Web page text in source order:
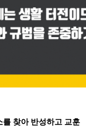
찾아 반성하고 교훈